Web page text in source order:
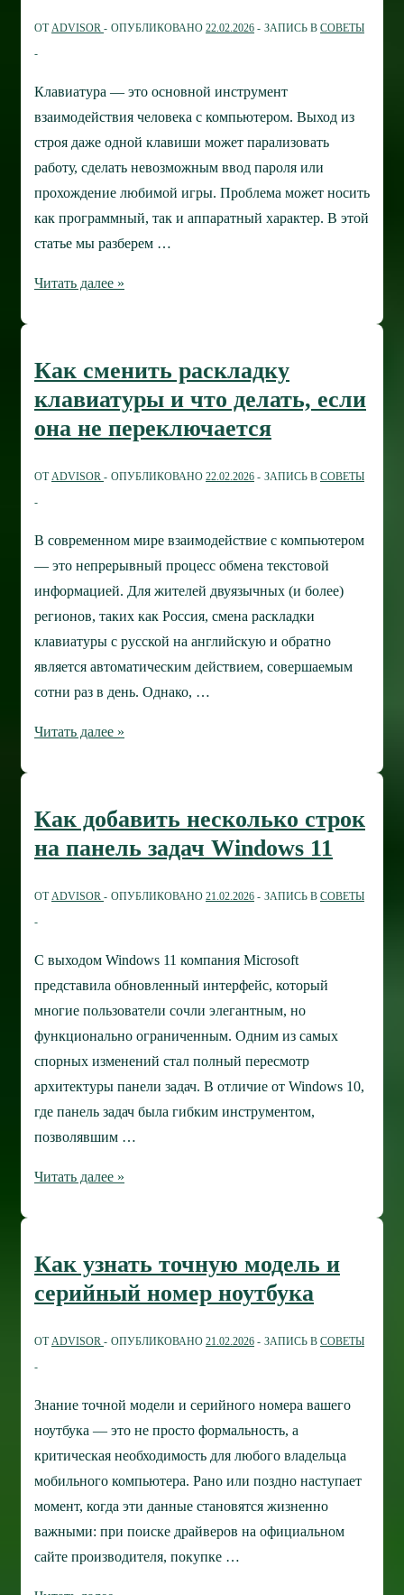
мышь
ОТ ADVISOR ОПУБЛИКОВАНО 22.02.2026 ЗАПИСЬ В СОВЕТЫ
Клавиатура — это основной инструмент
взаимодействия человека с компьютером. Выход из
строя даже одной клавиши может парализовать
работу, сделать невозможным ввод пароля или
прохождение любимой игры. Проблема может носить
как программный, так и аппаратный характер. В этой
статье мы разберем …
Что
работает
клавиша
на
ноутбука
ПК
Читать далее »
Как сменить раскладку
клавиатуры и что делать, если
она не переключается
ОТ ADVISOR ОПУБЛИКОВАНО 22.02.2026 ЗАПИСЬ В СОВЕТЫ
В современном мире взаимодействие с компьютером
— это непрерывный процесс обмена текстовой
информацией. Для жителей двуязычных (и более)
регионов, таких как Россия, смена раскладки
клавиатуры с русской на английскую и обратно
является автоматическим действием, совершаемым
сотни раз в день. Однако, …
Как
и
что
не
переключается
Читать далее »
Как добавить несколько строк
на панель задач Windows 11
ОТADVISOR ОПУБЛИКОВАНО 21.02.2026 ЗАПИСЬ В СОВЕТЫ
С выходом Windows 11 компания Microsoft
представила обновленный интерфейс, который
многие пользователи сочли элегантным, но
функционально ограниченным. Одним из самых
спорных изменений стал полный пересмотр
архитектуры панели задач. В отличие от Windows 10,
где панель задач была гибким инструментом,
позволявшим …
Как
на
панель
Читать далее »
Как узнать точную модель и
серийный номер ноутбука
ОТADVISOR ОПУБЛИКОВАНО 21.02.2026 ЗАПИСЬ В СОВЕТЫ
Знание точной модели и серийного номера вашего
ноутбука — это не просто формальность, а
критическая необходимость для любого владельца
мобильного компьютера. Рано или поздно наступает
момент, когда эти данные становятся жизненно
важными: при поиске драйверов на официальном
сайте производителя, покупке …